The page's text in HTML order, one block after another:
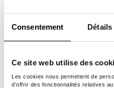
Consentement Détails
Ce site web utilise des
Les cookies nous permettent de
d'offrir des fonctionnalités relatives
Comment
cartes-
Barnes &
gratuites